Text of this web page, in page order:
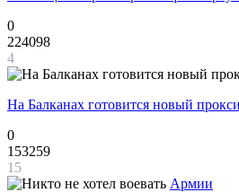
0
224098
4
На Балканах готовится новый
0
153259
15
Армии